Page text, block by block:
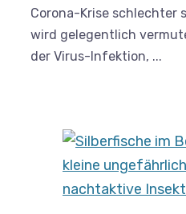
Corona-Krise schlechter
wird gelegentlich
der Virus-Infektion, ...